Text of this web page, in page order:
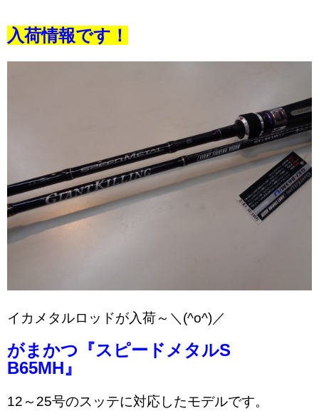
入荷情報です！
イカメタルロッドが入荷～＼(^o^)／
がまかつ『スピードメタルS
B65MH』
12～25号のスッテに対応したモデルです。